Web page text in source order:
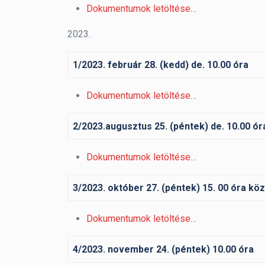
Dokumentumok letöltése…
2023.
1/2023. február 28. (kedd) de. 10.00 óra
Dokumentumok letöltése…
2/2023.augusztus 25. (péntek) de. 10.00
Dokumentumok letöltése…
3/2023. október 27. (péntek) 15. 00 óra
Dokumentumok letöltése…
4/2023. november 24. (péntek) 10.00 óra